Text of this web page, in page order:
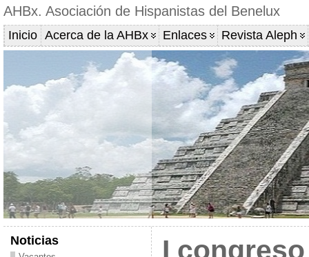
AHBx. Asociación de Hispanistas del Benelux
Inicio Acerca de la AHBx Enlaces Revista Aleph
Noticias
I